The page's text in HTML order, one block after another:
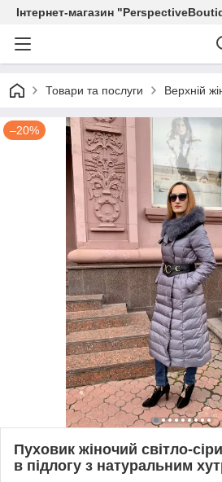
Інтернет-магазин
Товари та послуги Верхній
–20%
Пуховик жіночий світло-
в підлогу з натуральним